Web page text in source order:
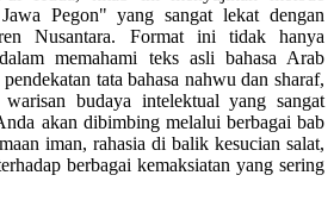
Pegon" yang sangat lekat dengan
Nusantara. Format ini tidak hanya
memahami teks asli bahasa Arab
tata bahasa nahwu dan sharaf,
budaya intelektual yang sangat
akan dibimbing melalui berbagai bab
iman, rahasia di balik kesucian salat,
berbagai kemaksiatan yang sering